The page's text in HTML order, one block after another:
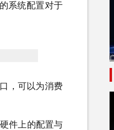
系统配置对于
，可以为消费
件上的配置与